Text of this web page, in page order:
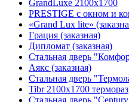
GrandLuxe 2100х1700
PRESTIGE с окном и
«Grand Lux lite»
Гpация (заказная)
Дипломат (заказная)
Стальная дверь
Аякс (заказная)
Стальная дверь
Tibr 2100х1700
Стальная дверь